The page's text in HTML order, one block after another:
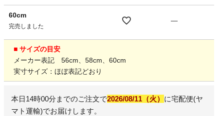
60cm
完売しました
—
■ サイズの目安
メーカー表記 56cm、58cm、60cm
実寸サイズ：ほぼ表記どおり
本日14時00分 までのご注文で2026/08/11（火） に宅配便(ヤ
マト運輸)でお届けします。